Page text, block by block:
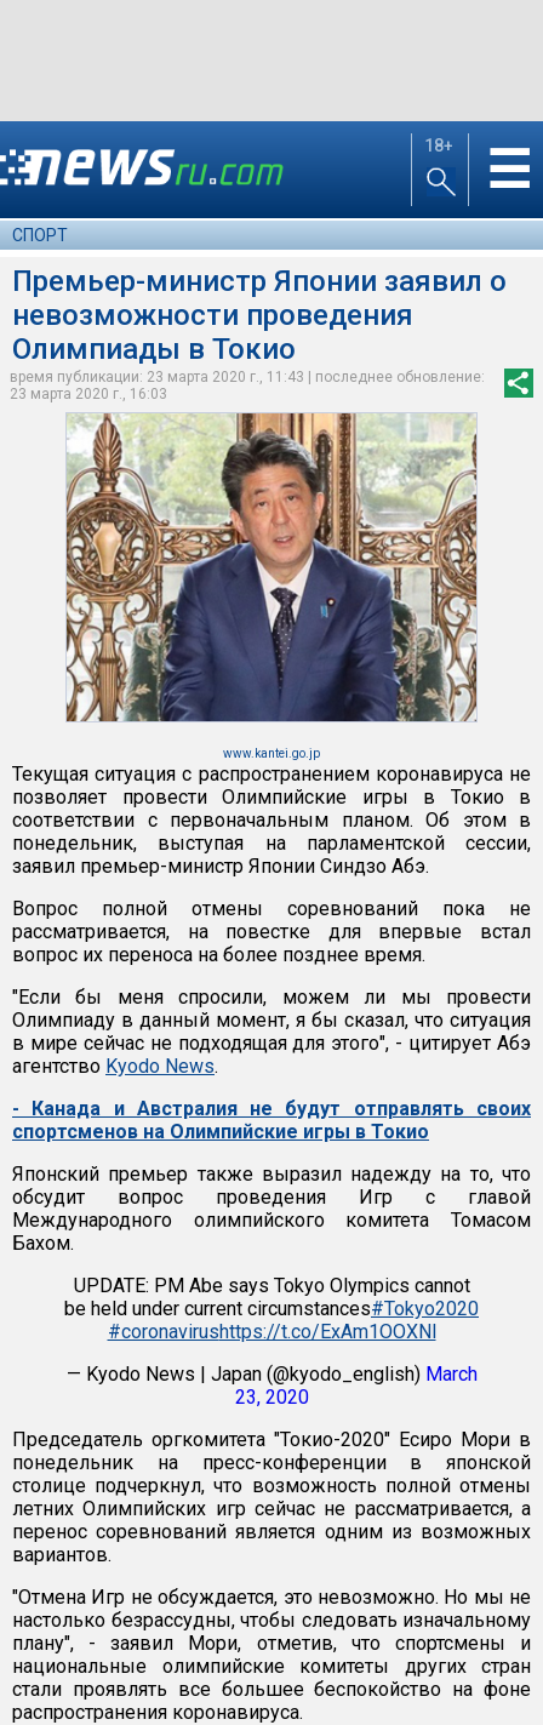
18+ ☰
СПОРТ
Премьер-министр Японии заявил о
невозможности проведения
Олимпиады в Токио
время публикации: 23 марта 2020 г., 11:43 | последнее обновление:
23 марта 2020 г., 16:03
www.kantei.go.jp
Текущая ситуация с распространением коронавируса не
позволяет провести Олимпийские игры в Токио в
соответствии с первоначальным планом. Об этом в
понедельник, выступая на парламентской сессии,
заявил премьер-министр Японии Синдзо Абэ.
Вопрос полной отмены соревнований пока не
рассматривается, на повестке для впервые встал
вопрос их переноса на более позднее время.
"Если бы меня спросили, можем ли мы провести
Олимпиаду в данный момент, я бы сказал, что ситуация
в мире сейчас не подходящая для этого", - цитирует Абэ
агентство Kyodo News.
- Канада и Австралия не будут отправлять своих
спортсменов на Олимпийские игры в Токио
Японский премьер также выразил надежду на то, что
обсудит вопрос проведения Игр с главой
Международного олимпийского комитета Томасом
Бахом.
UPDATE: PM Abe says Tokyo Olympics cannot
be held under current circumstances#Tokyo2020
#coronavirushttps://t.co/ExAm1OOXNl
— Kyodo News | Japan (@kyodo_english) March
23, 2020
Председатель оргкомитета "Токио-2020" Есиро Мори в
понедельник на пресс-конференции в японской
столице подчеркнул, что возможность полной отмены
летних Олимпийских игр сейчас не рассматривается, а
перенос соревнований является одним из возможных
вариантов.
"Отмена Игр не обсуждается, это невозможно. Но мы не
настолько безрассудны, чтобы следовать изначальному
плану", - заявил Мори, отметив, что спортсмены и
национальные олимпийские комитеты других стран
стали проявлять все большее беспокойство на фоне
распространения коронавируса.